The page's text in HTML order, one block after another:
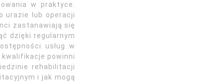
w praktyce.
urazie lub operacji
zastanawiają się
dzięki regularnym
usług w
powinni
rehabilitacji
i jak mogą